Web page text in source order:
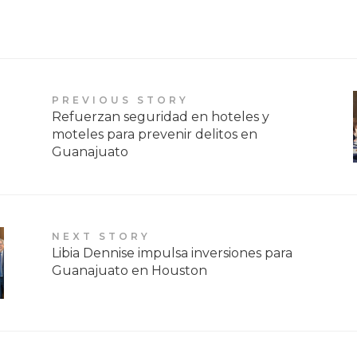
PREVIOUS STORY
Refuerzan seguridad en hoteles y
moteles para prevenir delitos en
Guanajuato
NEXT STORY
Libia Dennise impulsa inversiones para
Guanajuato en Houston